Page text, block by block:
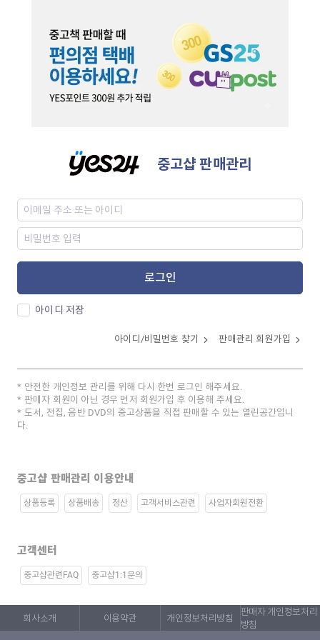
중고샵 판매관리
로그인
아이디 저장
아이디/비밀번호 찾기 판매관리 회원가입
안전한 개인정보 관리를 위해 다시 한번 로그인 해주세요.
판매자 회원이 아닌 경우 먼저 회원가입 후 이용해 주세요.
도서, 전집, 음반 DVD의 중고상품을 직접 판매할 수 있는 열린공간입니
다.
중고샵 판매관리 이용안내
상품등록 상품배송 정산 고객서비스관련 사업자회원전환
고객센터
중고샵관련FAQ 중고샵1:1문의
회사소개 이용약관 개인정보처리방침
판매자 개인정보처리
방침